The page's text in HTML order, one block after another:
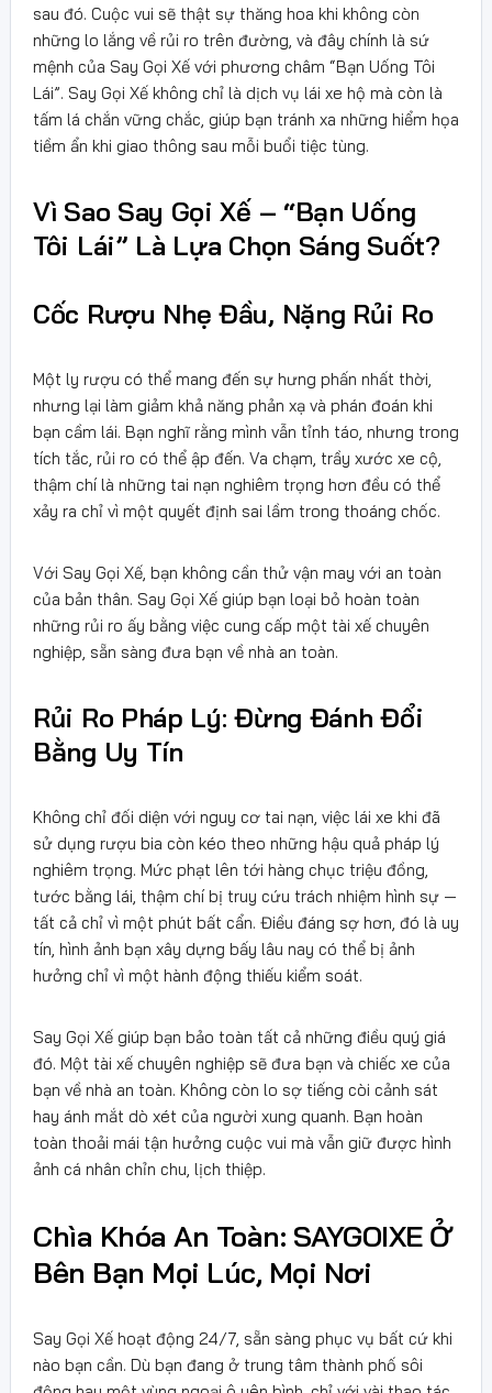
sau đó. Cuộc vui sẽ thật sự thăng hoa khi không còn
những lo lắng về rủi ro trên đường, và đây chính là sứ
mệnh của Say Gọi Xế với phương châm “Bạn Uống Tôi
Lái”. Say Gọi Xế không chỉ là dịch vụ lái xe hộ mà còn là
tấm lá chắn vững chắc, giúp bạn tránh xa những hiểm họa
tiềm ẩn khi giao thông sau mỗi buổi tiệc tùng.
Vì Sao Say Gọi Xế – “Bạn Uống
Tôi Lái” Là Lựa Chọn Sáng Suốt?
Cốc Rượu Nhẹ Đầu, Nặng Rủi Ro
Một ly rượu có thể mang đến sự hưng phấn nhất thời,
nhưng lại làm giảm khả năng phản xạ và phán đoán khi
bạn cầm lái. Bạn nghĩ rằng mình vẫn tỉnh táo, nhưng trong
tích tắc, rủi ro có thể ập đến. Va chạm, trầy xước xe cộ,
thậm chí là những tai nạn nghiêm trọng hơn đều có thể
xảy ra chỉ vì một quyết định sai lầm trong thoáng chốc.
Với Say Gọi Xế, bạn không cần thử vận may với an toàn
của bản thân. Say Gọi Xế giúp bạn loại bỏ hoàn toàn
những rủi ro ấy bằng việc cung cấp một tài xế chuyên
nghiệp, sẵn sàng đưa bạn về nhà an toàn.
Rủi Ro Pháp Lý: Đừng Đánh Đổi
Bằng Uy Tín
Không chỉ đối diện với nguy cơ tai nạn, việc lái xe khi đã
sử dụng rượu bia còn kéo theo những hậu quả pháp lý
nghiêm trọng. Mức phạt lên tới hàng chục triệu đồng,
tước bằng lái, thậm chí bị truy cứu trách nhiệm hình sự —
tất cả chỉ vì một phút bất cẩn. Điều đáng sợ hơn, đó là uy
tín, hình ảnh bạn xây dựng bấy lâu nay có thể bị ảnh
hưởng chỉ vì một hành động thiếu kiểm soát.
Say Gọi Xế giúp bạn bảo toàn tất cả những điều quý giá
đó. Một tài xế chuyên nghiệp sẽ đưa bạn và chiếc xe của
bạn về nhà an toàn. Không còn lo sợ tiếng còi cảnh sát
hay ánh mắt dò xét của người xung quanh. Bạn hoàn
toàn thoải mái tận hưởng cuộc vui mà vẫn giữ được hình
ảnh cá nhân chỉn chu, lịch thiệp.
Chìa Khóa An Toàn: SAYGOIXE Ở
Bên Bạn Mọi Lúc, Mọi Nơi
Say Gọi Xế hoạt động 24/7, sẵn sàng phục vụ bất cứ khi
nào bạn cần. Dù bạn đang ở trung tâm thành phố sôi